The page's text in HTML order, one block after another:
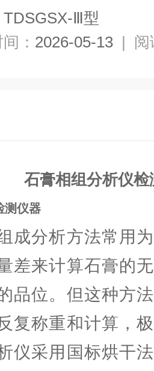
TDSGSX-Ⅲ型
： 2026-05-13 | 阅
石膏相组分析仪检
测仪器
成分析方法常用
差来计算石膏的
品位。但这种方
复称重和计算，
仪采用国标烘干